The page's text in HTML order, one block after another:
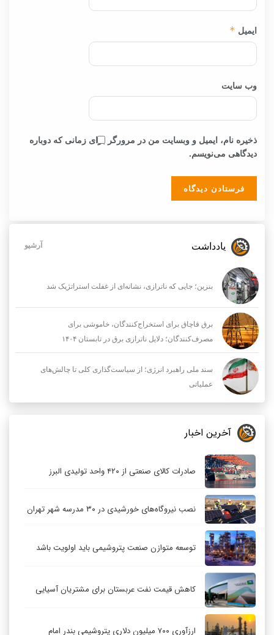
ایمیل *
وب‌ سایت
ذخیره نام، ایمیل و وبسایت من در مرورگر برای زمانی که دوباره
دیدگاهی می‌نویسم.
یادداشت آرشیو
بنزین؛ جایی که ناترازی، نشانه‌ای از غفلت استراتژیک شد
برق قاچاق برای استخراج‌کنندگان، خاموشی برای
مصرف‌کنندگان؛ دلایل ناترازی برق در تابستان ۱۴۰۴
سند ملی راهبرد انرژی؛ از سیاست‌گذاری کلی تا چالش‌های
عملیاتی
آخرین اخبار
صادرات کالای صنعتی از ۴۲۰ واحد تولیدی البرز
نصب نیروگاه‌های خورشیدی در ۳۰ مدرسه شهر تهران
توسعه متوازن صنعت پتروشیمی باید اولویت باشد
کاهش قیمت نفت عربستان برای مشتریان آسیایی
ارزآوری ۷۰۰ میلیون دلاری پتروشیمی بندر امام